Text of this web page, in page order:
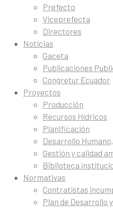
Prefecto
Viceprefecta
Directores
Noticias
Gaceta
Publicaciones
Congretur Ecuador
Proyectos
Producción
Recursos Hídricos
Planificación
Desarrollo
Gestión y calidad
Biblioteca
Normativas
Contratistas
Plan de Desarrollo